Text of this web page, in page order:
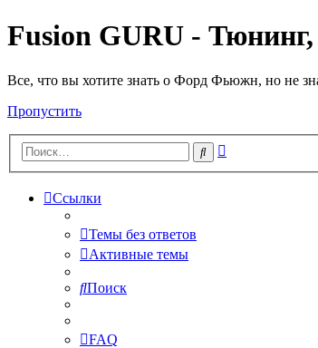
Fusion GURU -
Все, что вы хотите знать о Форд Фьюжн, но не
Пропустить
Поиск
Ссылки
Темы без ответов
Активные темы
Поиск
FAQ